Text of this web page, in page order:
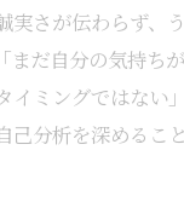
実さが伝わらず、
まだ自分の気持ち
イミングではない
己分析を深めるこ